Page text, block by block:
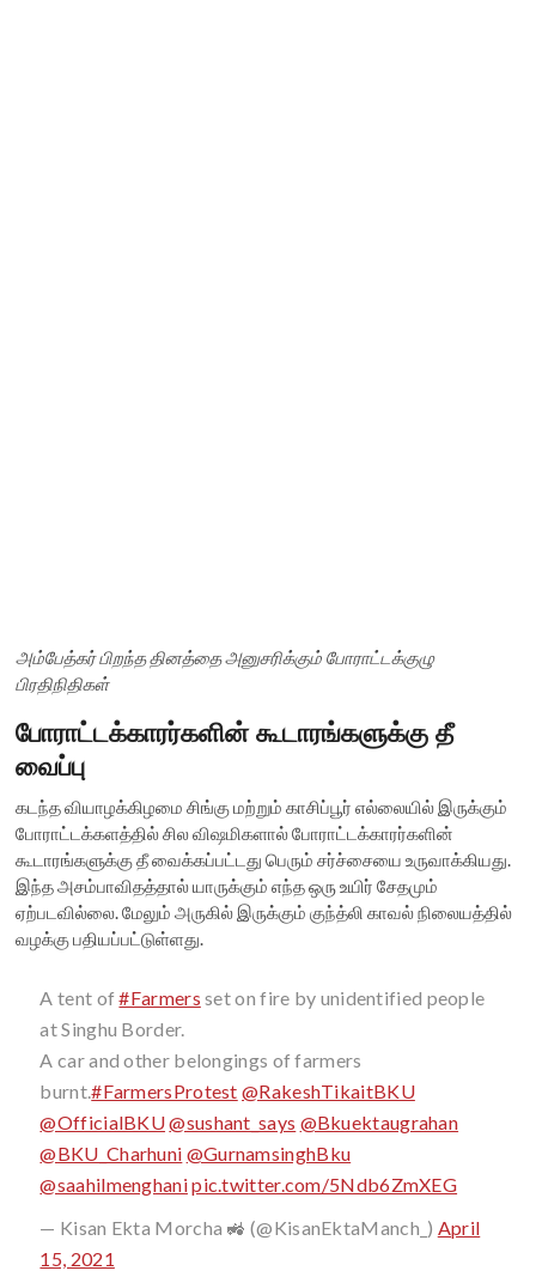
அம்பேத்கர் பிறந்த தினத்தை அனுசரிக்கும் போராட்டக்குழு
பிரதிநிதிகள்
போராட்டக்காரர்களின் கூடாரங்களுக்கு தீ
வைப்பு
கடந்த வியாழக்கிழமை சிங்கு மற்றும் காசிப்பூர் எல்லையில் இருக்கும்
போராட்டக்களத்தில் சில விஷமிகளால் போராட்டக்காரர்களின்
கூடாரங்களுக்கு தீ வைக்கப்பட்டது பெரும் சர்ச்சையை உருவாக்கியது.
இந்த அசம்பாவிதத்தால் யாருக்கும் எந்த ஒரு உயிர் சேதமும்
ஏற்படவில்லை. மேலும் அருகில் இருக்கும் குந்த்லி காவல் நிலையத்தில்
வழக்கு பதியப்பட்டுள்ளது.
A tent of#Farmers set on fire by unidentified people
at Singhu Border.
A car and other belongings of farmers
burnt.#FarmersProtest @RakeshTikaitBKU
@OfficialBKU@sushant_says @Bkuektaugrahan
@BKU_Charhuni @GurnamsinghBku
@saahilmenghanipic.twitter.com/5Ndb6ZmXEG
— Kisan Ekta Morcha 🚜 (@KisanEktaManch_) April
15, 2021